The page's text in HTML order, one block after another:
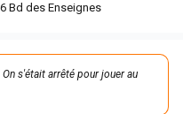
Bd des Enseignes
s'était arrêté pour jouer au